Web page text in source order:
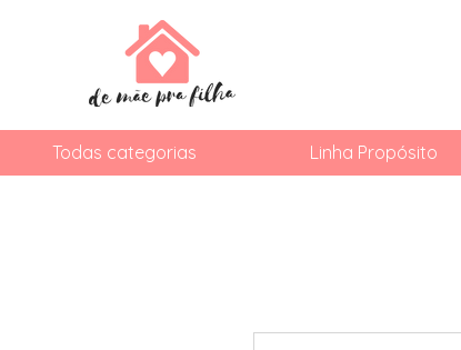
Todas categorias Linha Propósito